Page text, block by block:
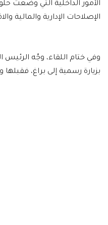
الأمور الداخلية التي وضعت
الإصلاحات الإدارية والمالية
وفي ختام اللقاء، وجّه
بزيارة رسمية إلى براغ، فقبلها